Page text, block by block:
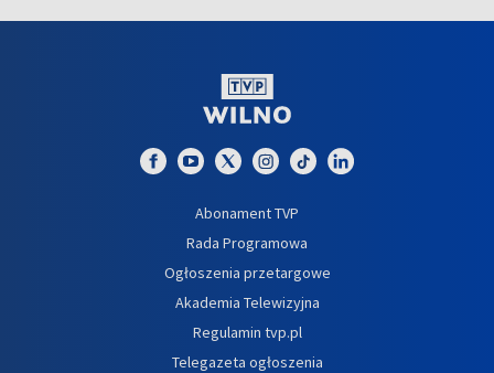
Abonament TVP
Rada Programowa
Ogłoszenia przetargowe
Akademia Telewizyjna
Regulamin tvp.pl
Telegazeta ogłoszenia